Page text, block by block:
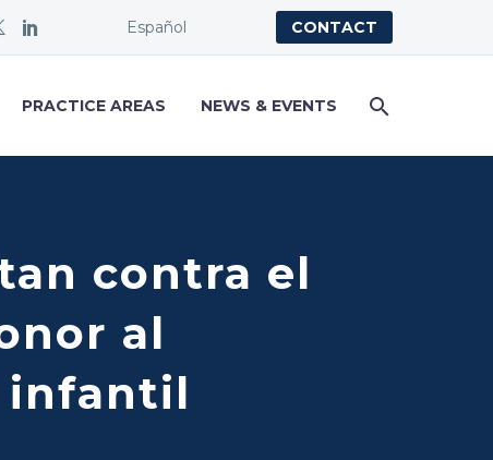
Español CONTACT
PRACTICE AREAS NEWS & EVENTS
contra el
al
infantil